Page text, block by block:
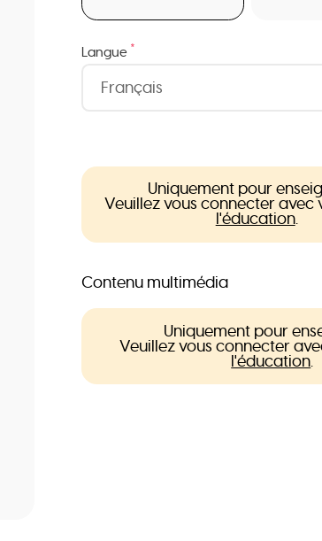
Langue *
Uniquement pour
Veuillez vous connecter avec
l'éducation.
Contenu multimédia
Uniquement pour
Veuillez vous connecter
l'éducation.